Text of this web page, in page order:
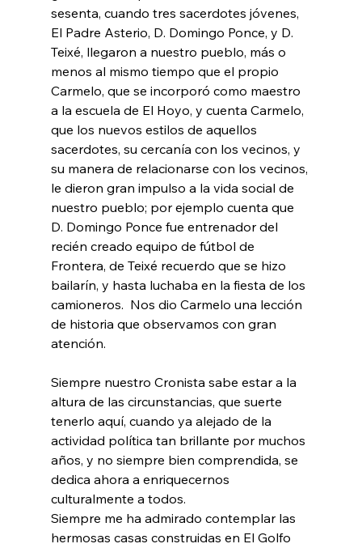
sesenta, cuando tres sacerdotes jóvenes,
El Padre Asterio, D. Domingo Ponce, y D.
Teixé, llegaron a nuestro pueblo, más o
menos al mismo tiempo que el propio
Carmelo, que se incorporó como maestro
a la escuela de El Hoyo, y cuenta Carmelo,
que los nuevos estilos de aquellos
sacerdotes, su cercanía con los vecinos, y
su manera de relacionarse con los vecinos,
le dieron gran impulso a la vida social de
nuestro pueblo; por ejemplo cuenta que
D. Domingo Ponce fue entrenador del
recién creado equipo de fútbol de
Frontera, de Teixé recuerdo que se hizo
bailarín, y hasta luchaba en la fiesta de los
camioneros.  Nos dio Carmelo una lección
de historia que observamos con gran
atención.
Siempre nuestro Cronista sabe estar a la
altura de las circunstancias, que suerte
tenerlo aquí, cuando ya alejado de la
actividad política tan brillante por muchos
años, y no siempre bien comprendida, se
dedica ahora a enriquecernos
culturalmente a todos.
Siempre me ha admirado contemplar las
hermosas casas construidas en El Golfo